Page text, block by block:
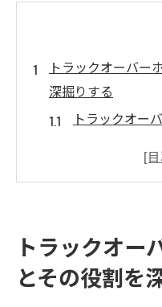
トラックオーバー
深掘りする
トラックオー
オーバーホー
オーバーホー
耐久性を支え
トラックオー
とその役割を